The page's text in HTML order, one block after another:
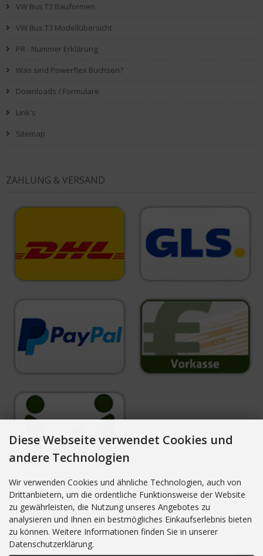
VW Bus T3 Bauformen
VW Bus T3 Modellübersicht
PR - Nummer Erklärung
Was sind Powerflex Buchsen?
Downloads / Formulare
Link's
Sitemap
ZAHLUNG & VERSAND
NEWSLETTER-ANMELDUNG
E-Mail-Adresse:
Diese Webseite verwendet Cookies und
andere Technologien
Wir verwenden Cookies und ähnliche Technologien, auch von
Drittanbietern, um die ordentliche Funktionsweise der Website
zu gewährleisten, die Nutzung unseres Angebotes zu
analysieren und Ihnen ein bestmögliches Einkaufserlebnis bieten
zu können. Weitere Informationen finden Sie in unserer
Datenschutzerklärung.